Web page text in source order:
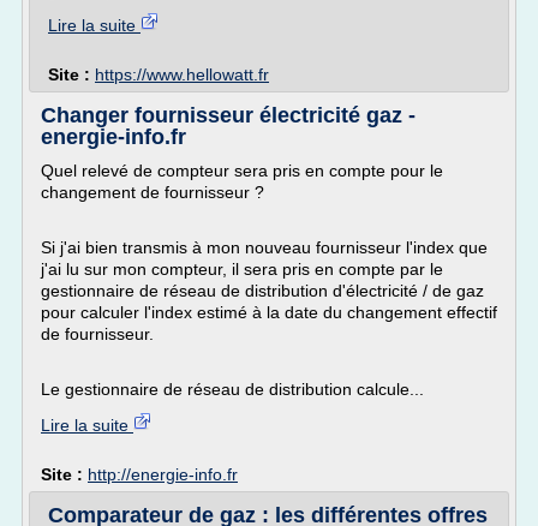
Lire la suite
Site : https://www.hellowatt.fr
Changer fournisseur électricité gaz -
energie-info.fr
Quel relevé de compteur sera pris en compte pour le
changement de fournisseur ?
Si j'ai bien transmis à mon nouveau fournisseur l'index que
j'ai lu sur mon compteur, il sera pris en compte par le
gestionnaire de réseau de distribution d'électricité / de gaz
pour calculer l'index estimé à la date du changement effectif
de fournisseur.
Le gestionnaire de réseau de distribution calcule...
Lire la suite
Site : http://energie-info.fr
Comparateur de gaz : les différentes offres